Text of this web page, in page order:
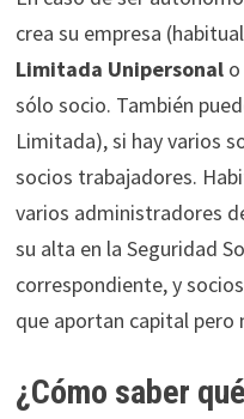
crea su empresa
Limitada Unipersonal
sólo socio. También
Limitada), si hay varios
socios trabajadores.
varios administradores
su alta en la Seguridad
correspondiente, y
que aportan capital pero
¿Cómo saber